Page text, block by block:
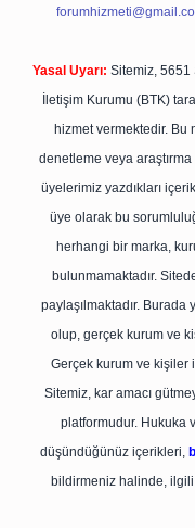
Yasal Uyarı: Sitemiz, 5651
İletişim Kurumu (BTK)
hizmet vermektedir.
denetleme veya
üyelerimiz yazdıkları
üye olarak bu
herhangi bir marka,
bulunmamaktadır.
paylaşılmaktadır.
olup, gerçek kurum ve
Gerçek kurum ve kişiler
Sitemiz, kar amacı
platformudur. Hukuka
düşündüğünüz içerikleri,
bildirmeniz halinde,